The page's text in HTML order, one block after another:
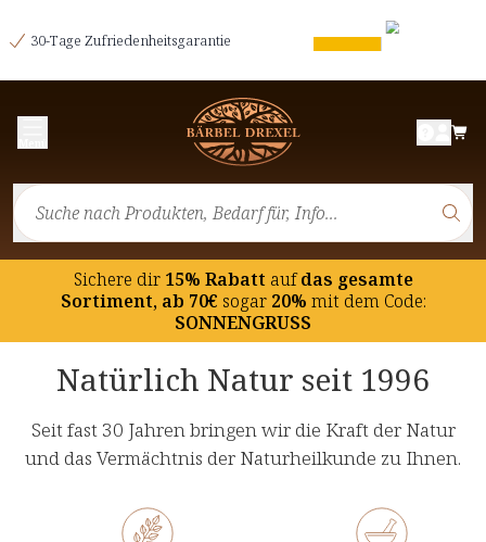
30-Tage Zufriedenheitsgarantie
Sichere dir15% Rabatt aufdas gesamte
Sortiment, ab 70€ sogar20% mit dem Code:
SONNENGRUSS
Natürlich Natur seit 1996
Seit fast 30 Jahren bringen wir die Kraft der Natur
und das Vermächtnis der Naturheilkunde zu Ihnen.